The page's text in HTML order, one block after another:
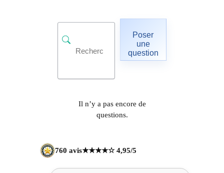
Poser
une
question
Il n’y a pas encore de
questions.
760 avis★★★★☆ 4,95/5